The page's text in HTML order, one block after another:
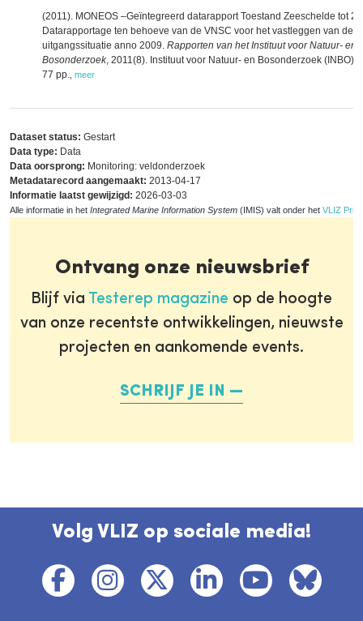
(2011). MONEOS –Geïntegreerd datarapport Toestand Zeeschelde tot
Datarapportage ten behoeve van de VNSC voor het vastleggen van de
uitgangssituatie anno 2009. Rapporten van het Instituut voor Natuur- en
Bosonderzoek, 2011(8). Instituut voor Natuur- en Bosonderzoek (INBO):
77 pp. meer
Dataset status: Gestart
Data type: Data
Data oorsprong: Monitoring: veldonderzoek
Metadatarecord aangemaakt: 2013-04-17
Informatie laatst gewijzigd: 2026-03-03
Alle informatie in het Integrated Marine Information System (IMIS) valt onder het VLIZ
Ontvang onze nieuwsbrief
Blijf via Testerep magazine op de hoogte
van onze recentste ontwikkelingen, nieuwste
projecten en aankomende events.
SCHRIJF JE IN
Volg VLIZ op sociale media!